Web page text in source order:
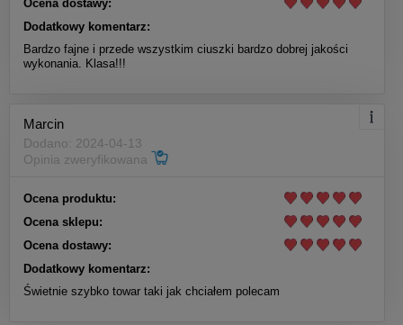
Ocena dostawy:
Dodatkowy komentarz:
Bardzo fajne i przede wszystkim ciuszki bardzo dobrej jakości
wykonania. Klasa!!!
Marcin
Dodano: 2024-04-13
Opinia zweryfikowana
Ocena produktu:
Ocena sklepu:
Ocena dostawy:
Dodatkowy komentarz:
Świetnie szybko towar taki jak chciałem polecam